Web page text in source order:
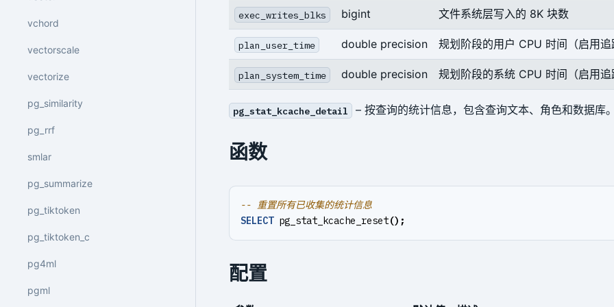
vchord
vectorscale
vectorize
pg_similarity
pg_rrf
smlar
pg_summarize
pg_tiktoken
pg_tiktoken_c
pg4ml
pgml
exec_writes_blks bigint 文件系统层写入的 8K 块数
plan_user_time double precision 规划阶段的用户 CPU 时间（启用追
plan_system_time double precision 规划阶段的系统 CPU 时间（启用追
pg_stat_kcache_detail – 按查询的统计信息，包含查询文本、角色和数据库。
函数
SELECT pg_stat_kcache_reset();
配置